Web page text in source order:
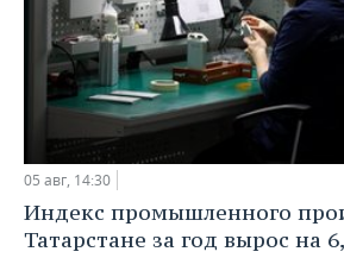
05 авг, 14:30
Индекс промышленного
Татарстане за год вырос на